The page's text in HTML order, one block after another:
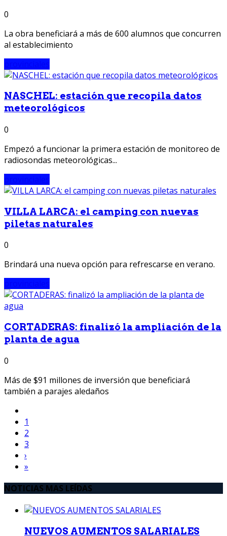
0
La obra beneficiará a más de 600 alumnos que concurren
al establecimiento
NASCHEL: estación que recopila datos
meteorológicos
0
Empezó a funcionar la primera estación de monitoreo de
radiosondas meteorológicas...
VILLA LARCA: el camping con nuevas
piletas naturales
0
Brindará una nueva opción para refrescarse en verano.
CORTADERAS: finalizó la ampliación de la
planta de agua
0
Más de $91 millones de inversión que beneficiará
también a parajes aledaños
1
2
3
›
»
NOTICIAS MAS LEÍDAS
NUEVOS AUMENTOS SALARIALES